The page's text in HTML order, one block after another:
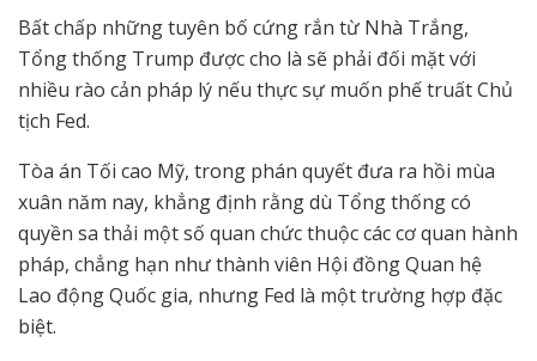
Bất chấp những tuyên bố cứng rắn từ Nhà Trắng,
Tổng thống Trump được cho là sẽ phải đối mặt với
nhiều rào cản pháp lý nếu thực sự muốn phế truất Chủ
tịch Fed.
Tòa án Tối cao Mỹ, trong phán quyết đưa ra hồi mùa
xuân năm nay, khẳng định rằng dù Tổng thống có
quyền sa thải một số quan chức thuộc các cơ quan hành
pháp, chẳng hạn như thành viên Hội đồng Quan hệ
Lao động Quốc gia, nhưng Fed là một trường hợp đặc
biệt.